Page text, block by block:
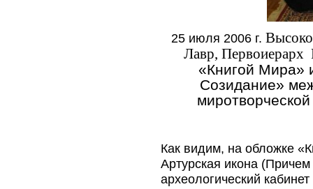
25 июля 2006 г.
Лавр, Первоиерарх
«Книгой Мира»
Созидание»
Как видим, на обложке
Артурская икона
археологический кабинет